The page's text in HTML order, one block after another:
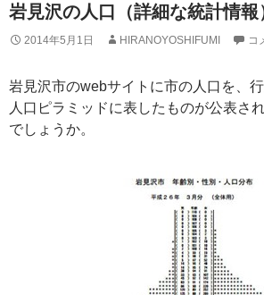
岩見沢の人口（詳細な統計情報
2014年5月1日 HIRANOYOSHIFUMI コ
岩見沢市のwebサイトに市の人口を、行
人口ピラミッドに表したものが公表さ
でしょうか。